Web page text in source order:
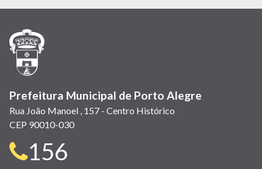
em
janela)
em
em
(link
em
em
em
Prefeitura Municipal de Porto Alegre
Rua João Manoel , 157 - Centro Histórico
CEP 90010-030
Telefone
156